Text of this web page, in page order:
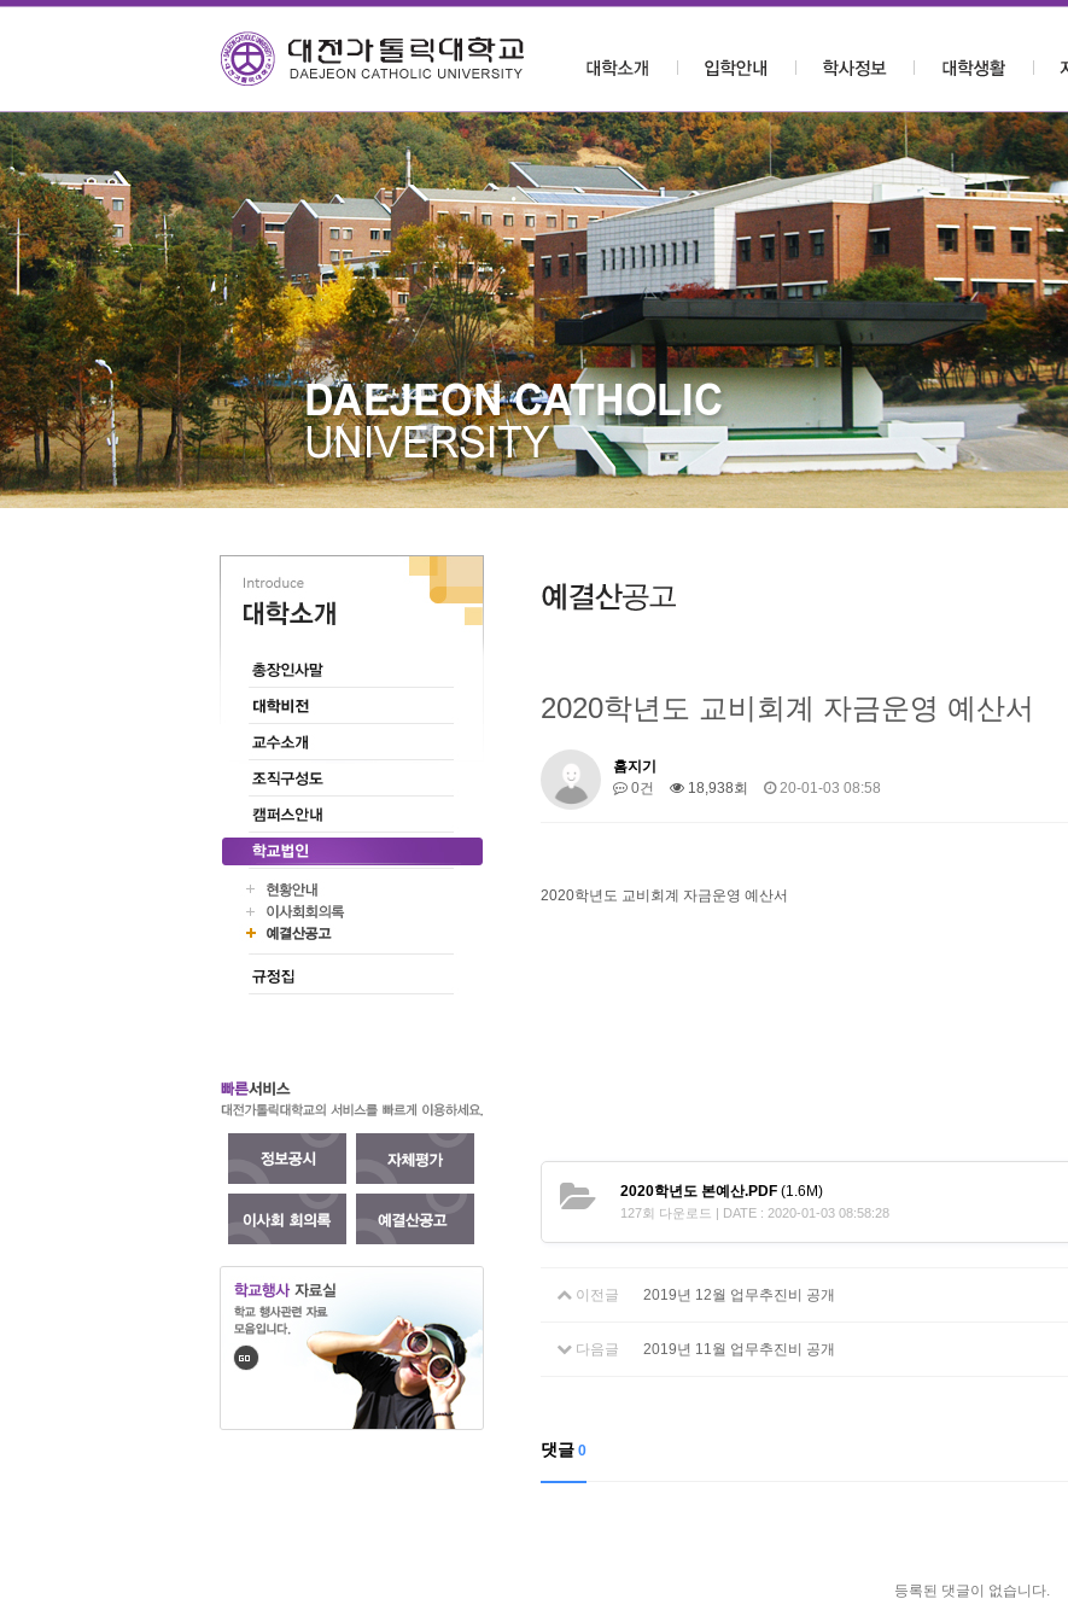
2020학년도 교비회계 자금운영 예산서
홈지기
0건
18,938회 20-01-03 08:58
2020학년도 교비회계 자금운영 예산서
2020학년도 본예산.PDF (1.6M)
127회 다운로드 | DATE : 2020-01-03 08:58:28
이전글 2019년 12월 업무추진비 공개
다음글 2019년 11월 업무추진비 공개
댓글 0
등록된 댓글이 없습니다.